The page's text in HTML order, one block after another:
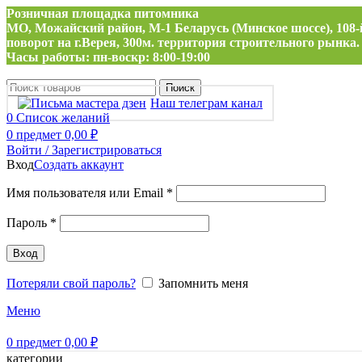
Розничная площадка питомника
МО, Можайский район, М-1 Беларусь (Минское шоссе),
поворот на г.Верея, 300м. территория строительного
Часы работы: пн-воскр: 8:00-19:00
Поиск
Наш телеграм канал
0 Список желаний
0 предмет 0,00 ₽
Войти / Зарегистрироваться
ВходСоздать аккаунт
Имя пользователя или Email *
Пароль *
Вход
Потеряли свой пароль?
Запомнить меня
Меню
0 предмет 0,00 ₽
категории